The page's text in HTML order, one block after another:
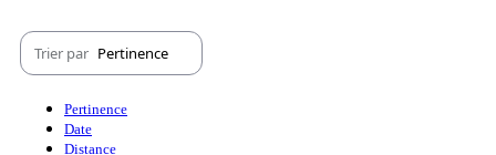
Trier par Pertinence
Pertinence
Date
Distance